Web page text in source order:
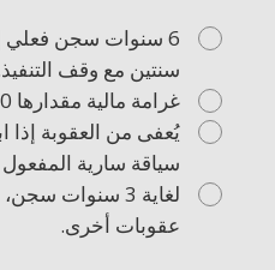
6 سنوات سجن فعلي
سنتين مع وقف
غرامة مالية مقدارها 80,000 شيكل.
يُعفى من العقوبة إذا
سياقة سارية المفعول خلال
لغاية 3 سنوات
عقوبات أخرى.